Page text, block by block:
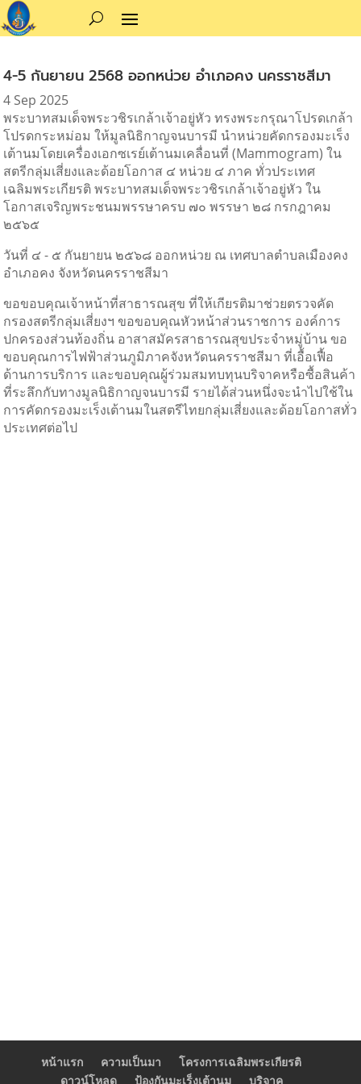
4-5 กันยายน 2568 ออกหน่วย อำเภอคง นครราชสีมา
4 Sep 2025
พระบาทสมเด็จพระวชิรเกล้าเจ้าอยู่หัว ทรงพระกรุณาโปรดเกล้า
โปรดกระหม่อม ให้มูลนิธิกาญจนบารมี นำหน่วยคัดกรองมะเร็ง
เต้านมโดยเครื่องเอกซเรย์เต้านมเคลื่อนที่ (Mammogram)ใน
สตรีกลุ่มเสี่ยงและด้อยโอกาส ๔ หน่วย ๔ ภาค ทั่วประเทศ
เฉลิมพระเกียรติ พระบาทสมเด็จพระวชิรเกล้าเจ้าอยู่หัว ใน
โอกาสเจริญพระชนมพรรษาครบ ๗๐ พรรษา ๒๘ กรกฎาคม
๒๕๖๕
วันที่ ๔ - ๕ กันยายน ๒๕๖๘ ออกหน่วย ณ เทศบาลตำบลเมืองคง
อำเภอคง จังหวัดนครราชสีมา
ขอขอบคุณเจ้าหน้าที่สาธารณสุข ที่ให้เกียรติมาช่วยตรวจคัด
กรองสตรีกลุ่มเสี่ยงฯ ขอขอบคุณหัวหน้าส่วนราชการ องค์การ
ปกครองส่วนท้องถิ่น อาสาสมัครสาธารณสุขประจำหมู่บ้าน ขอ
ขอบคุณการไฟฟ้าส่วนภูมิภาคจังหวัดนครราชสีมา ที่เอื้อเฟื้อ
ด้านการบริการ และขอบคุณผู้ร่วมสมทบทุนบริจาคหรือซื้อสินค้า
ที่ระลึกกับทางมูลนิธิกาญจนบารมี รายได้ส่วนหนึ่งจะนำไปใช้ใน
การคัดกรองมะเร็งเต้านมในสตรีไทยกลุ่มเสี่ยงและด้อยโอกาสทั่ว
ประเทศต่อไป
หน้าแรก ความเป็นมา
โครงการเฉลิมพระเกียรติ
ดาวน์โหลด
ป้องกันมะเร็งเต้านม บริจาค